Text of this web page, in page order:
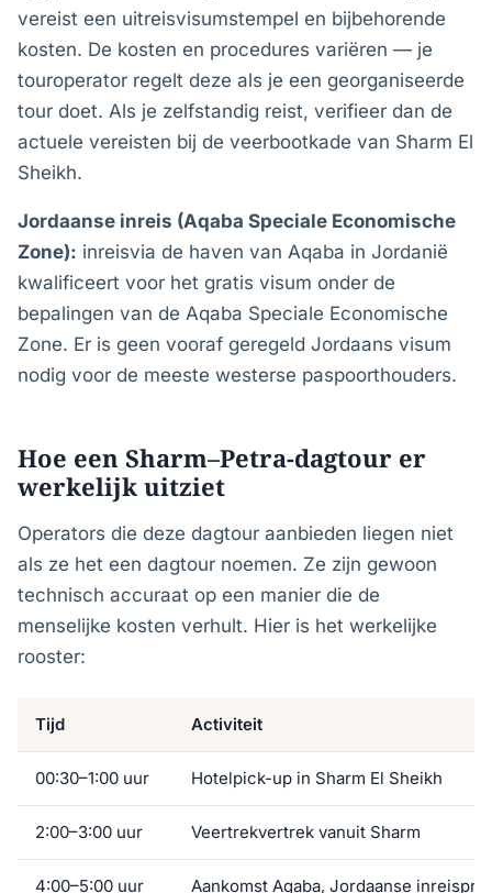
vereist een uitreisvisumstempel en bijbehorende
kosten. De kosten en procedures variëren — je
touroperator regelt deze als je een georganiseerde
tour doet. Als je zelfstandig reist, verifieer dan de
actuele vereisten bij de veerbootkade van Sharm El
Sheikh.
Jordaanse inreis (Aqaba Speciale Economische
Zone): inreisvia de haven van Aqaba in Jordanië
kwalificeert voor het gratis visum onder de
bepalingen van de Aqaba Speciale Economische
Zone. Er is geen vooraf geregeld Jordaans visum
nodig voor de meeste westerse paspoorthouders.
Hoe een Sharm–Petra-dagtour er
werkelijk uitziet
Operators die deze dagtour aanbieden liegen niet
als ze het een dagtour noemen. Ze zijn gewoon
technisch accuraat op een manier die de
menselijke kosten verhult. Hier is het werkelijke
rooster:
Tijd Activiteit
00:30–1:00 uur Hotelpick-up in Sharm El Sheikh
2:00–3:00 uur Veertrekvertrek vanuit Sharm
4:00–5:00 uur Aankomst Aqaba, Jordaanse